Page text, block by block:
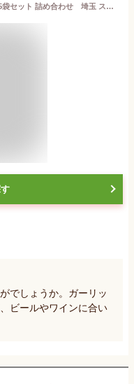
ラスク 訳あり / ガーリック味ラスク 5袋セット 詰め合わせ 埼玉 スイーツ ビール・ワイン・お酒 おつまみ！ ハロウィン
でしょうか。ガーリッ
ビールやワインに合い